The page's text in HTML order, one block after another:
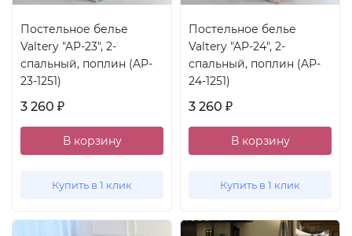
Постельное белье
Valtery "AP-23", 2-
спальный, поплин (AP-
23-1251)
3 260 ₽
В корзину
Купить в 1 клик
Постельное белье
Valtery "AP-24", 2-
спальный, поплин (AP-
24-1251)
3 260 ₽
В корзину
Купить в 1 клик